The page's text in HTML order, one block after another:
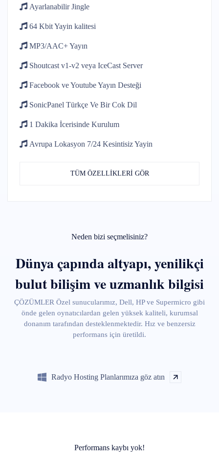
AyarlanabilirJingle
64 KbitYayin kalitesi
MP3/AAC+Yayın
Shoutcast v1-v2 veya IceCast Server
Facebook ve YoutubeYayın Desteği
SonicPanel Türkçe Ve Bir Cok Dil
1 Dakika İcerisinde Kurulum
Avrupa Lokasyon 7/24 Kesintisiz Yayin
TÜM ÖZELLİKLERİ GÖR
Neden bizi seçmelisiniz?
Dünya çapında altyapı, yenilikçi
bulut bilişim ve uzmanlık bilgisi
ÇÖZÜMLER Özel sunucularımız, Dell, HP ve Supermicro gibi
önde gelen oynatıcılardan gelen yüksek kaliteli, kurumsal
donanım tarafından desteklenmektedir. Hız ve benzersiz
performans için üretildi.
Radyo Hosting Planlarımıza göz atın
Performans kaybı yok!